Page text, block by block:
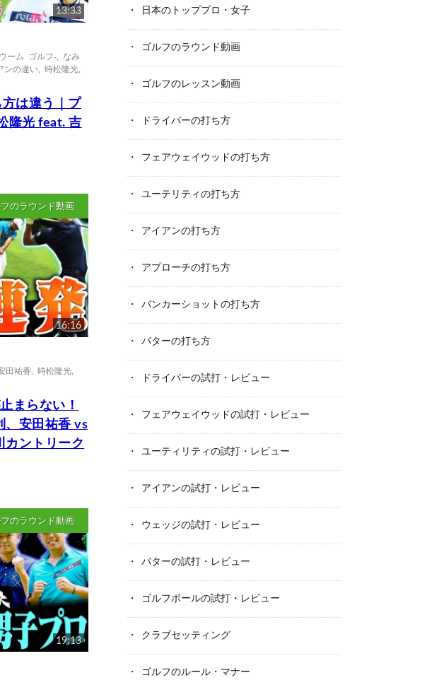
13:33
ーム ゴルフ-
なみ
ンの違い 時松隆光
方は違う｜プ
隆光 feat. 吉
のラウンド動画
16:16
田祐香 時松隆光
まらない！
、安田祐香 vs
カントリーク
のラウンド動画
19:13
日本のトッププロ・女子
ゴルフのラウンド動画
ゴルフのレッスン動画
ドライバーの打ち方
フェアウェイウッドの打ち方
ユーテリティの打ち方
アイアンの打ち方
アプローチの打ち方
バンカーショットの打ち方
パターの打ち方
ドライバーの試打・レビュー
フェアウェイウッドの試打・レビュー
ユーティリティの試打・レビュー
アイアンの試打・レビュー
ウェッジの試打・レビュー
パターの試打・レビュー
ゴルフボールの試打・レビュー
クラブセッティング
ゴルフのルール・マナー